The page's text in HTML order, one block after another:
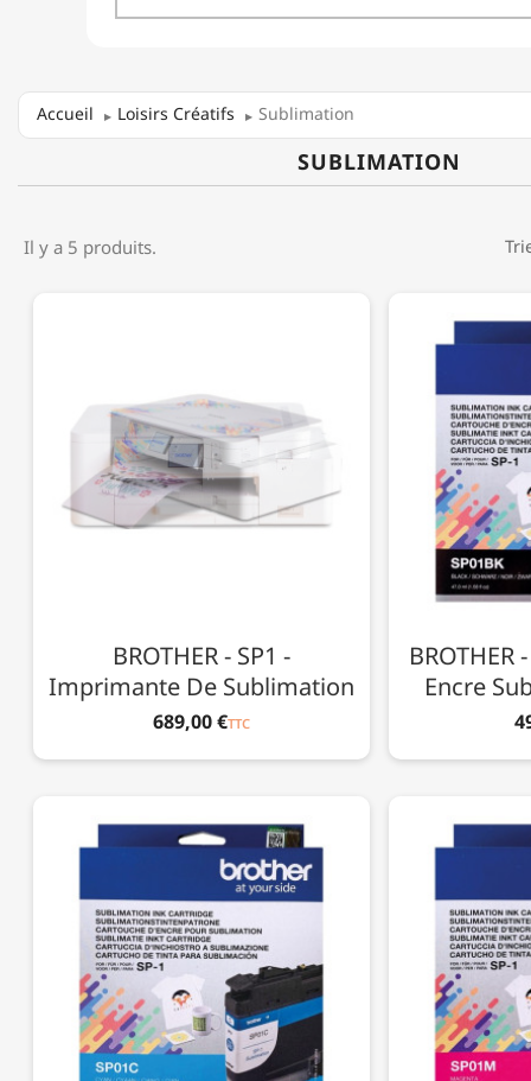
Accueil Loisirs Créatifs Sublimation
SUBLIMATION
Il y a 5 produits.
BROTHER - SP1 -
Imprimante De Sublimation
689,00 €TTC
BROTHER
Encre